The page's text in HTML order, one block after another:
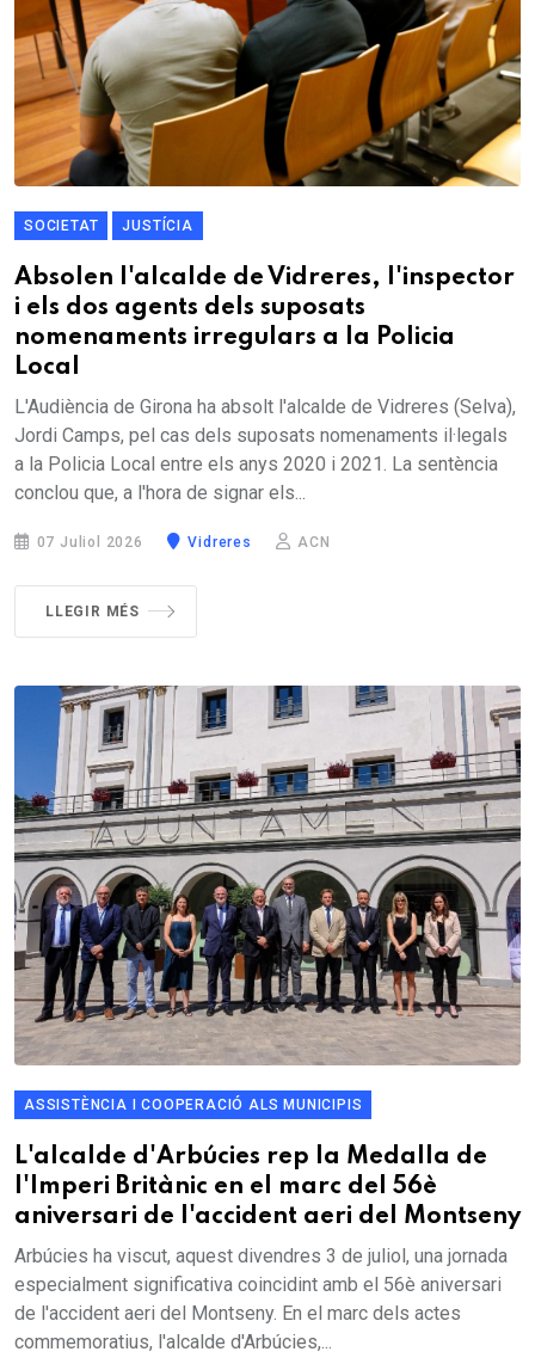
SOCIETAT JUSTÍCIA
Absolen l'alcalde de Vidreres, l'inspector
i els dos agents dels suposats
nomenaments irregulars a la Policia
Local
L'Audiència de Girona ha absolt l'alcalde de Vidreres (Selva),
Jordi Camps, pel cas dels suposats nomenaments il·legals
a la Policia Local entre els anys 2020 i 2021. La sentència
conclou que, a l'hora de signar els...
07 Juliol 2026 Vidreres ACN
LLEGIR MÉS
ASSISTÈNCIA I COOPERACIÓ ALS MUNICIPIS
L'alcalde d'Arbúcies rep la Medalla de
l'Imperi Britànic en el marc del 56è
aniversari de l'accident aeri del Montseny
Arbúcies ha viscut, aquest divendres 3 de juliol, una jornada
especialment significativa coincidint amb el 56è aniversari
de l'accident aeri del Montseny. En el marc dels actes
commemoratius, l'alcalde d'Arbúcies,...